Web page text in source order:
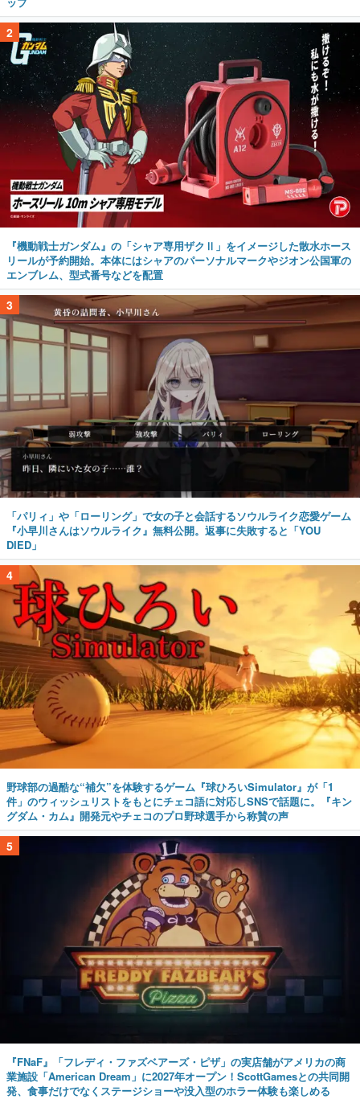
2
『機動戦士ガンダム』の「シャア専用ザクⅡ」をイメージした散水ホース
リールが予約開始。本体にはシャアのパーソナルマークやジオン公国軍の
エンブレム、型式番号などを配置
3
「パリィ」や「ローリング」で女の子と会話するソウルライク恋愛ゲーム
『小早川さんはソウルライク』無料公開。返事に失敗すると「YOU
DIED」
4
野球部の過酷な“補欠”を体験するゲーム『球ひろいSimulator』が「1
件」のウィッシュリストをもとにチェコ語に対応しSNSで話題に。『キン
グダム・カム』開発元やチェコのプロ野球選手から称賛の声
5
『FNaF』「フレディ・ファズベアーズ・ピザ」の実店舗がアメリカの商
業施設「American Dream」に2027年オープン！ScottGamesとの共同開
発、食事だけでなくステージショーや没入型のホラー体験も楽しめる